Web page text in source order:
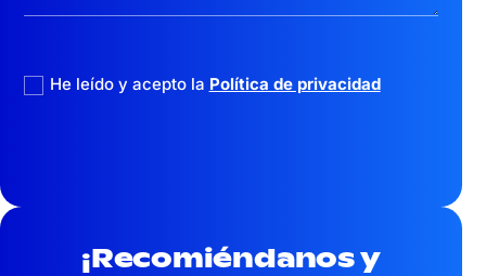
He leído y acepto la Política de privacidad
¡Recomiéndanos y